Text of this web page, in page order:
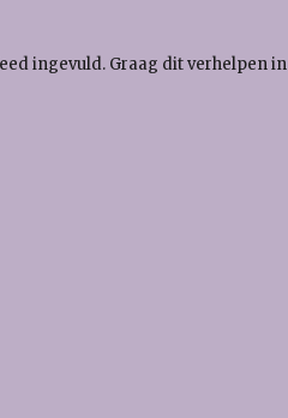
ingevuld. Graag dit verhelpen in